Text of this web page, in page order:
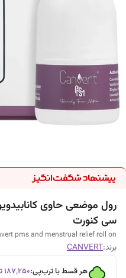
رول موضعی حاوی
سی کنورت
pms and menstrual relief roll on
برند:CANVERT
هر قسط با ترب‌پی:۱۸۷٬۲۵۰